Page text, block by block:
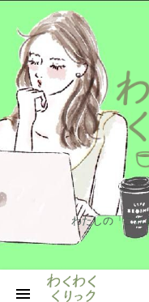
わたしの「これ